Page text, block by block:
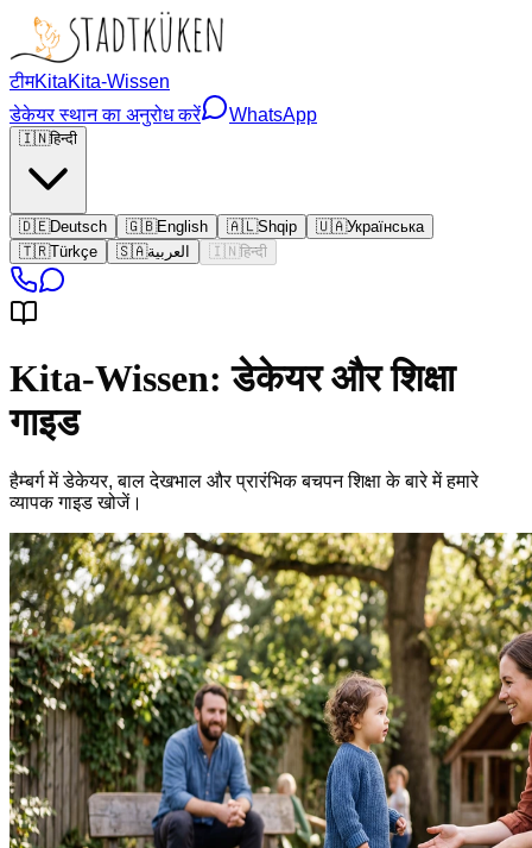
टीमKitaKita-Wissen
डेकेयर स्थान का अनुरोध करें
WhatsApp
🇮🇳हिन्दी
🇩🇪Deutsch 🇬🇧English 🇦🇱Shqip 🇺🇦Українська
🇹🇷Türkçe 🇸🇦العربية 🇮🇳 हिन्दी
Kita-Wissen: डेकेयर और शिक्षा
गाइड
हैम्बर्ग में डेकेयर, बाल देखभाल और प्रारंभिक बचपन शिक्षा के बारे में हमारे
व्यापक गाइड खोजें।